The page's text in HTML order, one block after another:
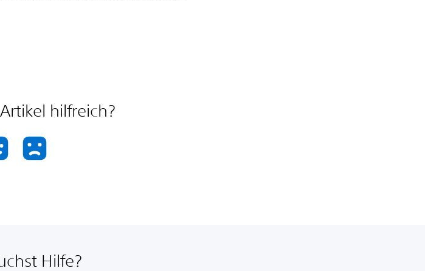
hilfreich?
Hilfe?